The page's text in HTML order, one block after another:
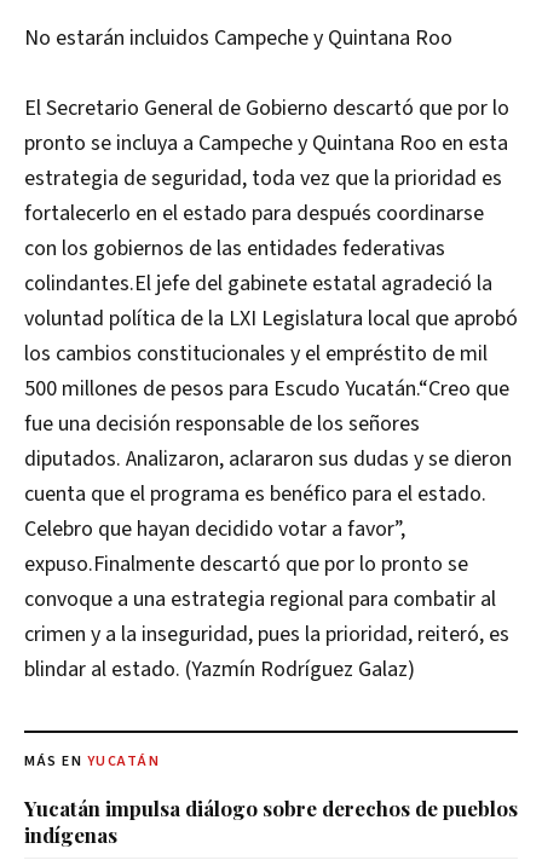
No estarán incluidos Campeche y Quintana Roo
El Secretario General de Gobierno descartó que por lo
pronto se incluya a Campeche y Quintana Roo en esta
estrategia de seguridad, toda vez que la prioridad es
fortalecerlo en el estado para después coordinarse
con los gobiernos de las entidades federativas
colindantes.El jefe del gabinete estatal agradeció la
voluntad política de la LXI Legislatura local que aprobó
los cambios constitucionales y el empréstito de mil
500 millones de pesos para Escudo Yucatán.“Creo que
fue una decisión responsable de los señores
diputados. Analizaron, aclararon sus dudas y se dieron
cuenta que el programa es benéfico para el estado.
Celebro que hayan decidido votar a favor”,
expuso.Finalmente descartó que por lo pronto se
convoque a una estrategia regional para combatir al
crimen y a la inseguridad, pues la prioridad, reiteró, es
blindar al estado. (Yazmín Rodríguez Galaz)
MÁS EN YUCATÁN
Yucatán impulsa diálogo sobre derechos de pueblos
indígenas